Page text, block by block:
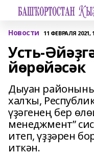
Новости 11 ФЕВРАЛЯ 2021,
Усть-
йөрөйәсәк
Дыуан
халҡы,
үҙәгенең бер
менеджмент”
итеп, үҙҙәрен
иткән.